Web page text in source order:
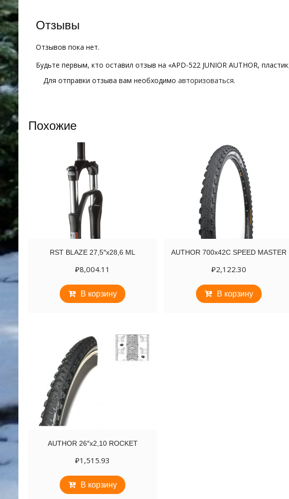
Отзывы
Отзывов пока нет.
Будьте первым, кто оставил отзыв на «APD-522 JUNIOR AUTHOR,
Для отправки отзыва вам необходимо авторизоваться.
Похожие
RST BLAZE 27,5″х28,6 ML
₽8,004.11
В корзину
AUTHOR 700х42C SPEED MASTER
₽2,122.30
В корзину
AUTHOR 26″х2,10 ROCKET
₽1,515.93
В корзину